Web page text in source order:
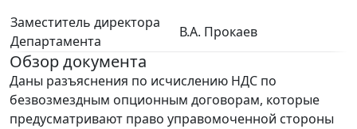
Заместитель директора
Департамента
В.А. Прокаев
Обзор документа
Даны разъяснения по исчислению НДС по
безвозмездным опционным договорам, которые
предусматривают право управомоченной стороны